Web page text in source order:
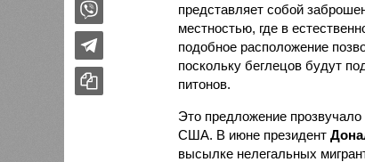
представляет собой
местностью, где в
подобное расположение
поскольку беглецов будут
питонов.
Это предложение
США. В июне президент
высылке нелегальных